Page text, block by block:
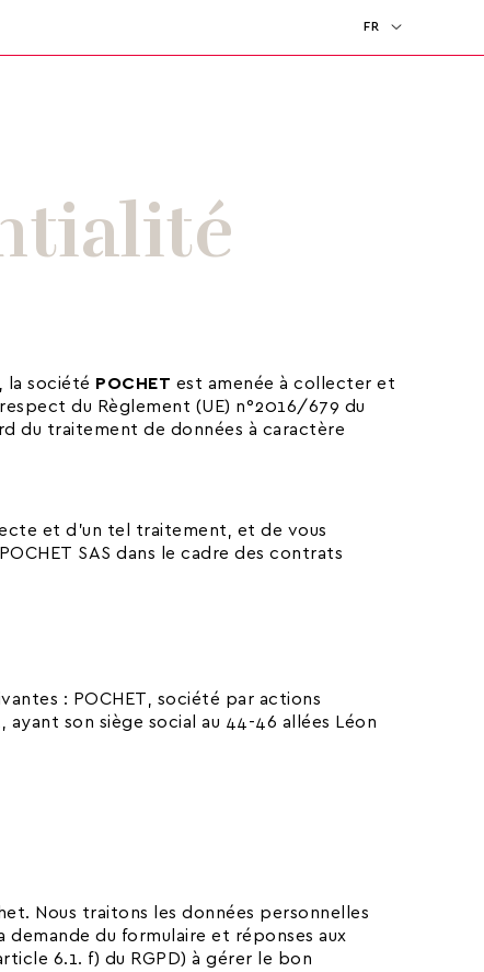
FR
la société POCHET est amenée à collecter et
du Règlement (UE) n°2016/679 du
du traitement de données à caractère
et d’un tel traitement, et de vous
SAS dans le cadre des contrats
: POCHET, société par actions
son siège social au 44-46 allées Léon
Nous traitons les données personnelles
du formulaire et réponses aux
6.1. f) du RGPD) à gérer le bon